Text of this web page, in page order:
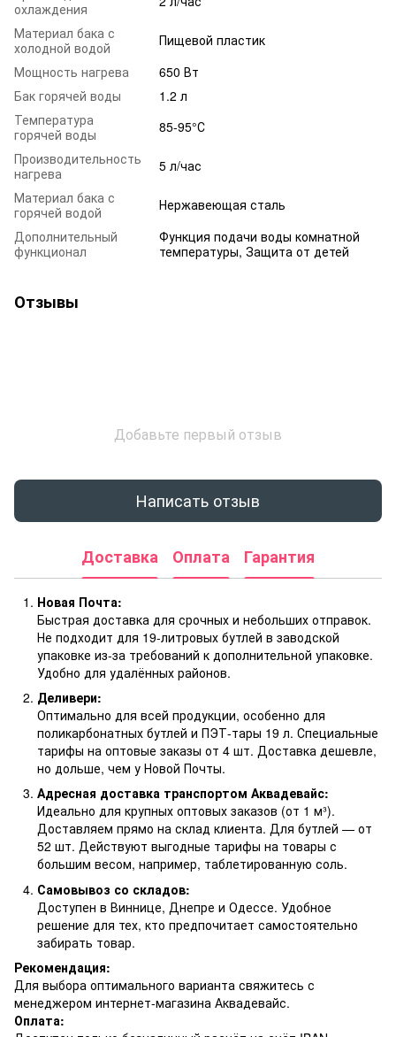
охлаждения
Материал бака с
холодной водой
Пищевой пластик
Мощность нагрева
650 Вт
Бак горячей воды
1.2 л
Температура
горячей воды
85-95°С
Производительность
нагрева
5 л/час
Материал бака с
горячей водой
Нержавеющая сталь
Дополнительный
функционал
Функция подачи воды комнатной
температуры, Защита от детей
Отзывы
Добавьте первый отзыв
Написать отзыв
Доставка Оплата Гарантия
Новая Почта:
Быстрая доставка для срочных и небольших отправок.
Не подходит для 19-литровых бутлей в заводской
упаковке из-за требований к дополнительной упаковке.
Удобно для удалённых районов.
Деливери:
Оптимально для всей продукции, особенно для
поликарбонатных бутлей и ПЭТ-тары 19 л. Специальные
тарифы на оптовые заказы от 4 шт. Доставка дешевле,
но дольше, чем у Новой Почты.
Адресная доставка транспортом Аквадевайс:
Идеально для крупных оптовых заказов (от 1 м³).
Доставляем прямо на склад клиента. Для бутлей — от
52 шт. Действуют выгодные тарифы на товары с
большим весом, например, таблетированную соль.
Самовывоз со складов:
Доступен в Виннице, Днепре и Одессе. Удобное
решение для тех, кто предпочитает самостоятельно
забирать товар.
Рекомендация:
Для выбора оптимального варианта свяжитесь с
менеджером интернет-магазина Аквадевайс.
Оплата: